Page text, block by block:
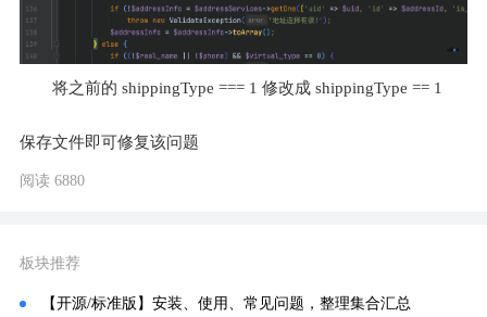
将之前的 shippingType === 1 修改成 shippingType == 1
保存文件即可修复该问题
阅读 6880
板块推荐
【开源/标准版】安装、使用、常见问题，整理集合汇总